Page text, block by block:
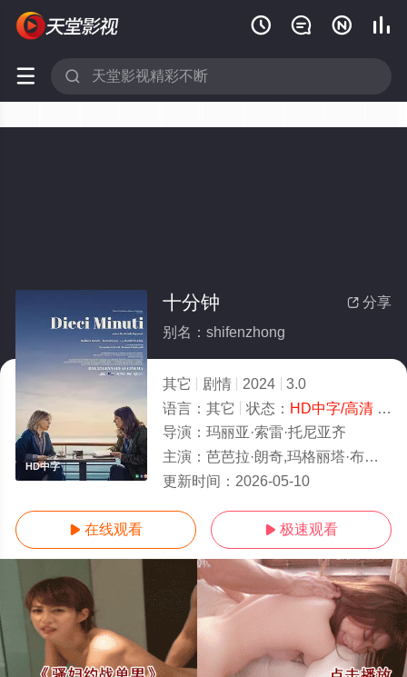
   
 
HD中字
 分享
十分钟
别名：shifenzhong
其它 剧情 2024
3.0
语言： 其它 状态： HD中字/高清- 免费在线观看
导演： 玛丽亚·索雷·托尼亚齐
主演： 芭芭拉·朗奇,玛格丽塔·布伊,Fotinì,Pelu
更新时间： 2026-05-10
 在线观看  极速观看